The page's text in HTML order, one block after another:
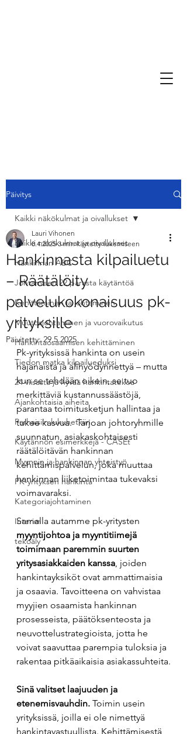
Päivitys
Kaikki näkökulmat ja oivallukset
Hankinnan ABC
Johtamisen 22 parasta käytäntöä
Kehittäminen ja johtaminen
Muutosjohtaminen ja vuorovaikutus
Hankintaosaamisen kehittäminen
Tiedon matka kilpailueduksi
24 viisasta ja hyvää hankintatekoa
Ajankohtaisia aiheita
Parhaisiin lukuhetkiin
Käytännön esimerkkejä - CASEt
Myynnin ja hankinnan yhteistyö
PK-yrityksen hankinta
Kategoriajohtaminen
Interim
tekoäly
Kaikki näkökulmat ja oivallukset
Hankinnasta kilpailuetu
– Räätälöity
palvelukokonaisuus pk-
yrityksille
Lauri Vihonen
8.4.2025 3 min käytetty lukemiseen
Päivitetty:29.5.2025
Pk-yrityksissä hankinta on usein
hajanaista ja alihyödynnettyä – mutta
kun se tehdään oikein, se tuo
merkittäviä kustannussäästöjä,
parantaa toimitusketjun hallintaa ja
tukee kasvua.  Tarjoan johtoryhmille
suunnatun, asiakaskohtaisesti
räätälöitävän hankinnan
kehittämispalvelun, joka muuttaa
hankinnan liiketoimintaa tukevaksi
voimavaraksi.
Samalla autamme pk-yritysten
myyntijohtoa ja myyntitiimejä
toimimaan paremmin suurten
yritysasiakkaiden kanssa, joiden
hankintayksiköt ovat ammattimaisia
ja osaavia. Tavoitteena on vahvistaa
myyjien osaamista hankinnan
prosesseista, päätöksenteosta ja
neuvottelustrategioista, jotta he
voivat saavuttaa parempia tuloksia ja
rakentaa pitkäaikaisia asiakassuhteita.
Sinä valitset laajuuden ja
etenemisvauhdin. Toimin usein
yrityksissä, joilla ei ole nimettyä
hankintavastuullista. Kehittämisestä